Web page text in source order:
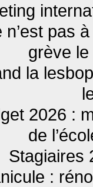
n’est pas
grève
la
2026 :
de
Stagiaires
: